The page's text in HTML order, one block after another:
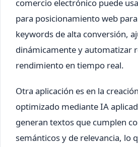
comercio electrónico puede
para posicionamiento web
keywords de alta conversión,
dinámicamente y automatizar
rendimiento en tiempo real.
Otra aplicación es en la
optimizado mediante IA
generan textos que cumplen
semánticos y de relevancia, lo